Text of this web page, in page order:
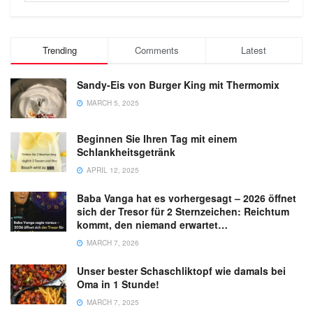
Trending Comments Latest
Sandy-Eis von Burger King mit Thermomix
MARCH 5, 2025
Beginnen Sie Ihren Tag mit einem
Schlankheitsgetränk
APRIL 12, 2025
Baba Vanga hat es vorhergesagt – 2026 öffnet
sich der Tresor für 2 Sternzeichen: Reichtum
kommt, den niemand erwartet…
MARCH 7, 2026
Unser bester Schaschliktopf wie damals bei
Oma in 1 Stunde!
MARCH 7, 2025